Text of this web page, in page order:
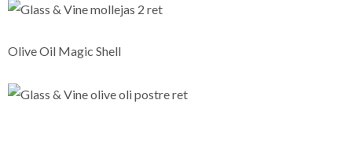
Olive Oil Magic Shell